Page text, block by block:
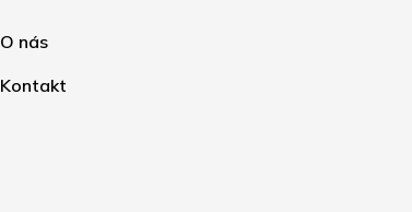
O nás
Kontakt